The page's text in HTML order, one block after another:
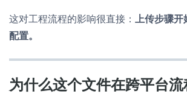
这对工程流程的影响很直接： 上传步骤开
配置。
为什么这个文件在跨平台